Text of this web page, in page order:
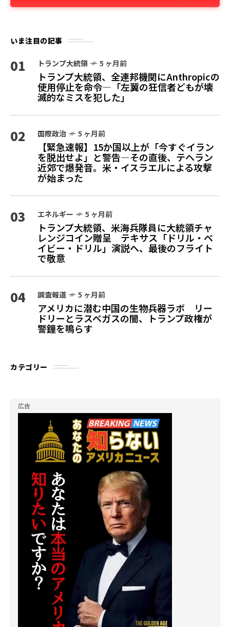
いま注目の記事
01 トランプ大統領 5 ヶ月前
トランプ大統領、全連邦機関にAnthropicの
使用停止を命令—「左翼の狂信者どもが壊
滅的なミスを犯した」
02 国際政治 5 ヶ月前
【緊急速報】15か国以上が「今すぐイラン
を脱出せよ」と警告—その直後、テヘラン
近郊で爆発音。米・イスラエルによる攻撃
が始まった
03 エネルギー 5 ヶ月前
トランプ大統領、米海兵隊員に大統領チャ
レンジコイン贈呈 テキサス「ドリル・ベ
イビー・ドリル」演説へ、最後のフライト
で敬意
04 調査報道 5 ヶ月前
アメリカに潜む中国の生物兵器ラボ リー
ドリーとラスベガスの闇、トランプ政権が
警鐘を鳴らす
カテゴリー
広告